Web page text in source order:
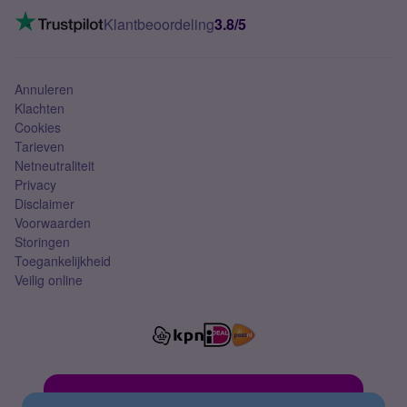
Mobiel abonnement
VoLTE 4G bellenKlantbeoordeling3.8/5
Annuleren
Klachten
Cookies
Tarieven
Netneutraliteit
Privacy
Disclaimer
Voorwaarden
Storingen
Toegankelijkheid
Veilig online